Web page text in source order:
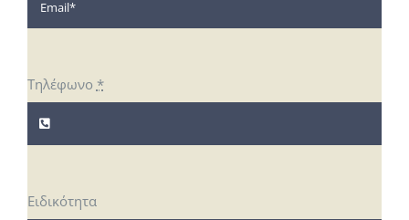
Τηλέφωνο *
Ειδικότητα